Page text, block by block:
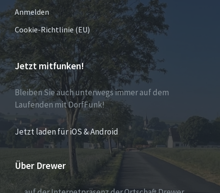
Anmelden
Cookie-Richtlinie (EU)
Jetzt mitfunken!
Bleiben Sie auch unterwegs immer auf dem
Laufenden mit DorfFunk!
Jetzt laden für iOS & Android
Über Drewer